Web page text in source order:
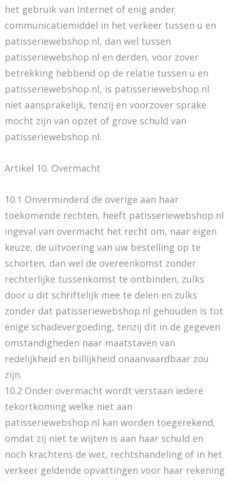
het gebruik van Internet of enig ander
communicatiemiddel in het verkeer tussen u en
patisseriewebshop.nl, dan wel tussen
patisseriewebshop.nl en derden, voor zover
betrekking hebbend op de relatie tussen u en
patisseriewebshop.nl, is patisseriewebshop.nl
niet aansprakelijk, tenzij en voorzover sprake
mocht zijn van opzet of grove schuld van
patisseriewebshop.nl.
Artikel 10. Overmacht
10.1 Onverminderd de overige aan haar
toekomende rechten, heeft patisseriewebshop.nl
ingeval van overmacht het recht om, naar eigen
keuze, de uitvoering van uw bestelling op te
schorten, dan wel de overeenkomst zonder
rechterlijke tussenkomst te ontbinden, zulks
door u dit schriftelijk mee te delen en zulks
zonder dat patisseriewebshop.nl gehouden is tot
enige schadevergoeding, tenzij dit in de gegeven
omstandigheden naar maatstaven van
redelijkheid en billijkheid onaanvaardbaar zou
zijn.
10.2 Onder overmacht wordt verstaan iedere
tekortkoming welke niet aan
patisseriewebshop.nl kan worden toegerekend,
omdat zij niet te wijten is aan haar schuld en
noch krachtens de wet, rechtshandeling of in het
verkeer geldende opvattingen voor haar rekening